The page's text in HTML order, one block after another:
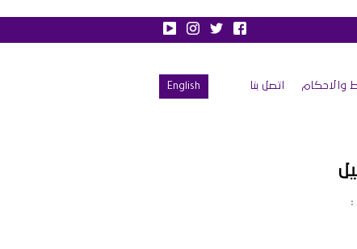
والاحكام اتصل بنا English